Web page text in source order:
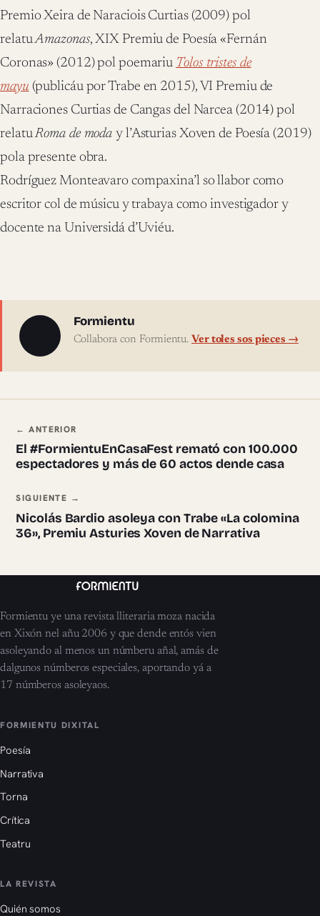
Premio Xeira de Naraciois Curtias (2009) pol
relatuAmazonas, XIX Premiu de Poesía «Fernán
Coronas» (2012) pol poemariu Tolos tristes de
mayu(publicáu por Trabe en 2015), VI Premiu de
Narraciones Curtias de Cangas del Narcea (2014) pol
relatuRoma de moday l’Asturias Xoven de Poesía (2019)
pola presente obra.
Rodríguez Monteavaro compaxina’l so llabor como
escritor col de músicu y trabaya como investigador y
docente na Universidá d’Uviéu.
Sobre l'autor
Formientu
Collabora con Formientu.Ver toles sos pieces →
Navegación ente pieces
← ANTERIOR
El #FormientuEnCasaFest remató con 100.000
espectadores y más de 60 actos dende casa
SIGUIENTE →
Nicolás Bardio asoleya con Trabe «La colomina
36», Premiu Asturies Xoven de Narrativa
Formientu ye una revista lliteraria moza nacida
en Xixón nel añu 2006 y que dende entós vien
asoleyando al menos un númberu añal, amás de
dalgunos númberos especiales, aportando yá a
17 númberos asoleyaos.
FORMIENTU DIXITAL
Poesía
Narrativa
Torna
Crítica
Teatru
LA REVISTA
Quién somos